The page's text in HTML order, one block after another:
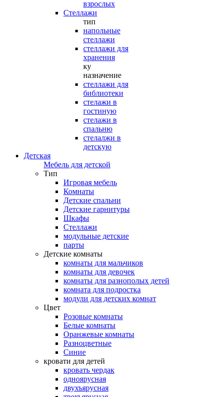
взрослых
Стеллажи
тип
напольные
стеллажи
стеллажи для
хранения
ку
назначение
стеллажи для
библиотеки
стелажи в
гостиную
стелажи в
спальню
стелалжи в
детскую
Детская
Мебель для детской
Тип
Игровая мебель
Комнаты
Детские спальни
Детские гарнитуры
Шкафы
Стеллажи
модульные детские
парты
Детские комнаты
комнаты для мальчиков
комнаты для девочек
комнаты для разнополых детей
комната для подростка
модули для детских комнат
Цвет
Розовые комнаты
Белые комнаты
Оранжевые комнаты
Разноцветные
Синие
кровати для детей
кровать чердак
одноярусная
двухъярусная